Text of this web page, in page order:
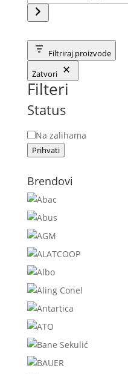
kategoriju
Filtriraj proizvode
Zatvori
Filteri
Status
Status
Na zalihama
Prihvati
Brendovi